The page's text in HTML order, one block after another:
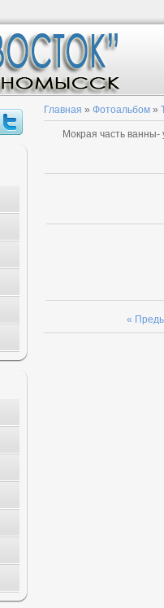
Главная » Фотоальбом »
Мокрая часть ванны-
«